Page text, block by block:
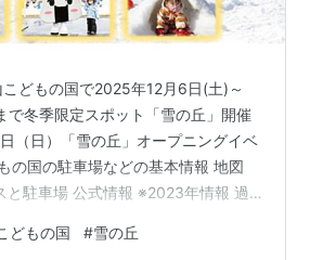
どもの国で2025年12月6日(土)～
で冬季限定スポット「雪の丘」開催
（日）「雪の丘」オープニングイベ
の国の駐車場などの基本情報 地図
と駐車場 公式情報 ※2023年情報 過
冬季限定スポット「雪の丘」開催
どもの国 #雪の丘